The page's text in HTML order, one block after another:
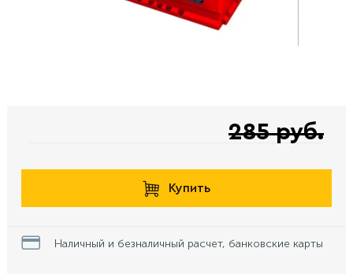
285 руб.
Купить
Наличный и безналичный расчет, банковские карты